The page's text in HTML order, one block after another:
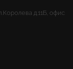
д.11Б, офис